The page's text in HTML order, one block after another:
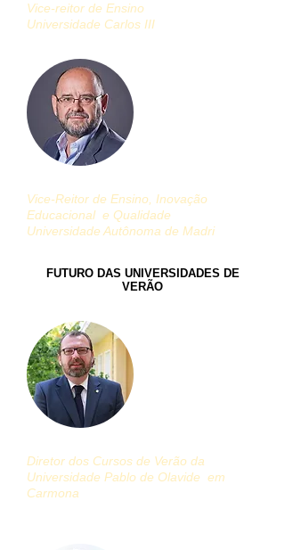
Vice-reitor de Ensino
Universidade Carlos III
Vice-Reitor de Ensino, Inovação
Educacional e Qualidade
Universidade Autônoma de Madri
FUTURO DAS UNIVERSIDADES DE
VERÃO
Diretor dos Cursos de Verão da
Universidade Pablo de Olavide em
Carmona